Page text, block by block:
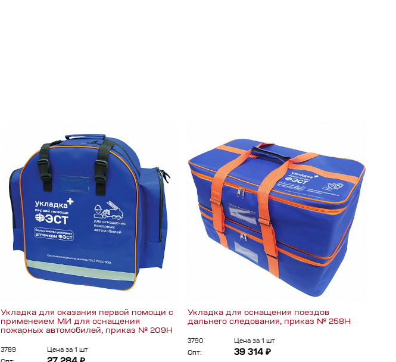
Укладка для оказания первой помощи с
применеием МИ для оснащения
пожарных автомобилей, приказ № 209Н
3789
Цена за 1 шт
Укладка для оснащения поездов
дальнего следования, приказ № 258Н
3790
Цена за 1 шт
Опт:
39 314 ₽